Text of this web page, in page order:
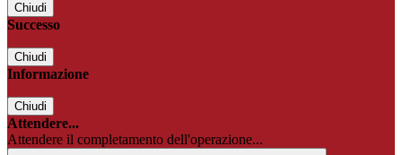
Chiudi
Successo
Chiudi
Informazione
Chiudi
Attendere...
Attendere il completamento dell'operazione...